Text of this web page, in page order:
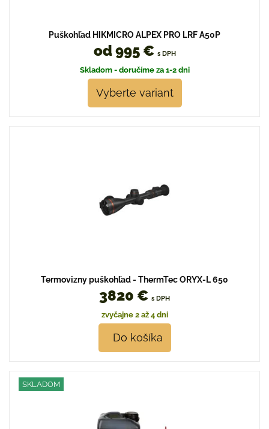
Puškohľad HIKMICRO ALPEX PRO LRF A50P
od 995 € s DPH
Skladom - doručíme za 1-2 dni
Vyberte variant
Termovizny puškohľad - ThermTec ORYX-L 650
3820 € s DPH
zvyčajne 2 až 4 dni
Do košíka
SKLADOM